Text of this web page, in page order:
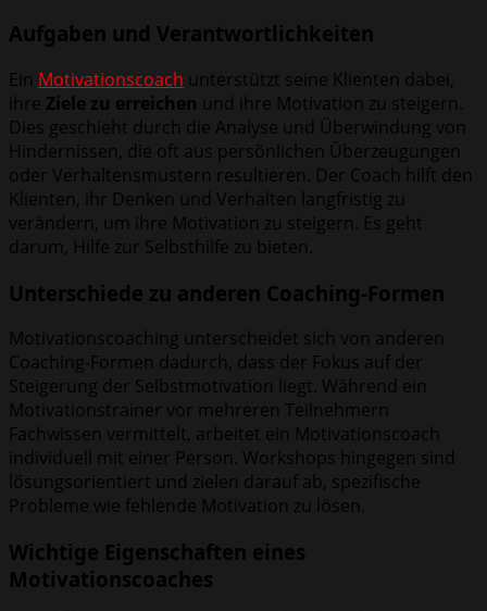
Aufgaben und Verantwortlichkeiten
Ein Motivationscoach unterstützt seine Klienten dabei,
ihre Ziele zu erreichen und ihre Motivation zu steigern.
Dies geschieht durch die Analyse und Überwindung von
Hindernissen, die oft aus persönlichen Überzeugungen
oder Verhaltensmustern resultieren. Der Coach hilft den
Klienten, ihr Denken und Verhalten langfristig zu
verändern, um ihre Motivation zu steigern. Es geht
darum, Hilfe zur Selbsthilfe zu bieten.
Unterschiede zu anderen Coaching-Formen
Motivationscoaching unterscheidet sich von anderen
Coaching-Formen dadurch, dass der Fokus auf der
Steigerung der Selbstmotivation liegt. Während ein
Motivationstrainer vor mehreren Teilnehmern
Fachwissen vermittelt, arbeitet ein Motivationscoach
individuell mit einer Person. Workshops hingegen sind
lösungsorientiert und zielen darauf ab, spezifische
Probleme wie fehlende Motivation zu lösen.
Wichtige Eigenschaften eines
Motivationscoaches